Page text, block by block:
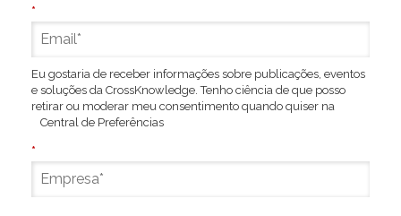
*
Eu gostaria de receber informações sobre publicações, eventos
e soluções da CrossKnowledge. Tenho ciência de que posso
retirar ou moderar meu consentimento quando quiser na
Central de Preferências
*